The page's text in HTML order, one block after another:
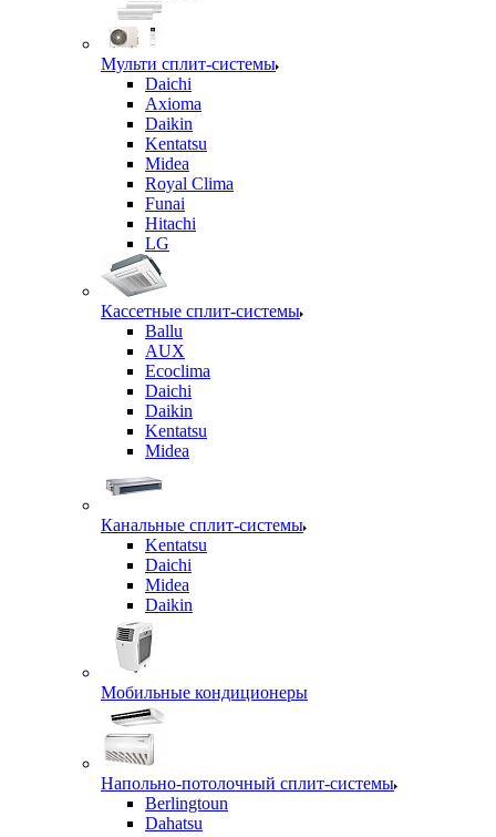
Мульти сплит-системы
Daichi
Axioma
Daikin
Kentatsu
Midea
Royal Clima
Funai
Hitachi
LG
Кассетные сплит-системы
Ballu
AUX
Ecoclima
Daichi
Daikin
Kentatsu
Midea
Канальные сплит-системы
Kentatsu
Daichi
Midea
Daikin
Мобильные кондиционеры
Напольно-потолочный сплит-системы
Berlingtoun
Dahatsu